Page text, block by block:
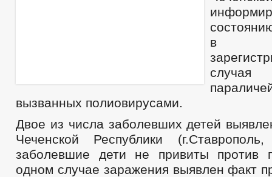
в
вызванных полиовирусами.
Двое из числа заболевших детей
Чеченской Республики
заболевшие дети не привиты против
одном случае заражения выявлен факт